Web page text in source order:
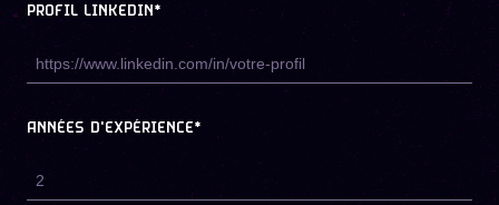
PROFIL LINKEDIN*
ANNÉES D'EXPÉRIENCE*